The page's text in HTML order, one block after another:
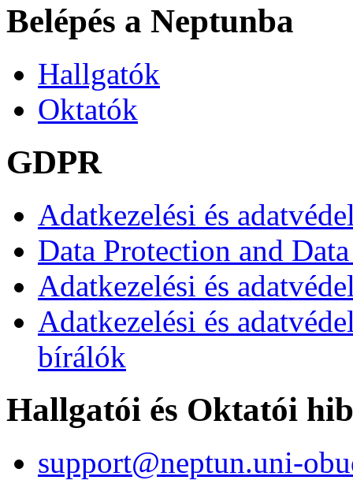
Belépés a Neptunba
Hallgatók
Oktatók
GDPR
Adatkezelési és
Data Protection and
Adatkezelési és
Adatkezelési és
bírálók
Hallgatói és Oktatói
support@neptun.uni-